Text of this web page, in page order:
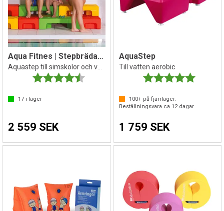
Aqua Fitnes | Stepbräda för vatten
Betyg:
4.7 utav 5 stjärnor
17 i lager
2 559 SEK
AquaStep
Till vatten aerobic
Betyg:
100+på fjärrlager.
Beställningsvara ca.12dagar
1 759 SEK